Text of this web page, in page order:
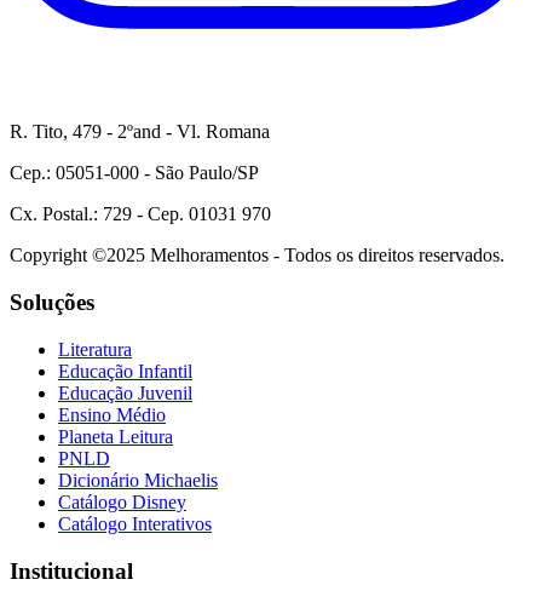
R. Tito, 479 - 2ºand - Vl. Romana
Cep.: 05051-000 - São Paulo/SP
Cx. Postal.: 729 - Cep. 01031 970
Copyright ©2025 Melhoramentos - Todos os direitos reservados.
Soluções
Literatura
Educação Infantil
Educação Juvenil
Ensino Médio
Planeta Leitura
PNLD
Dicionário Michaelis
Catálogo Disney
Catálogo Interativos
Institucional